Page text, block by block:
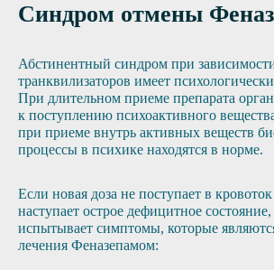
Синдром отмены
Абстинентный синдром при
транквилизаторов имеет
При длительном приеме препарата
к поступлению психоактивного
при приеме внутрь активных веществ
процессы в психике находятся в норме.
Если новая доза не поступает в
наступает острое дефицитное
испытывает симптомы, которые
лечения Феназепамом: